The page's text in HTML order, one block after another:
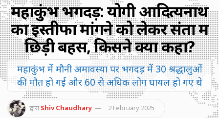
महाकुंभ भगदड़: योगी आदित्यनाथ
का इस्तीफा मांगने को लेकर संतों में
छिड़ी बहस, किसने क्या कहा?
महाकुंभ में मौनी अमावस्या पर भगदड़ में 30 श्रद्धालुओं
की मौत हो गई और 60 से अधिक लोग घायल हो गए थे
द्वारा Shiv Chaudhary 2 February 2025